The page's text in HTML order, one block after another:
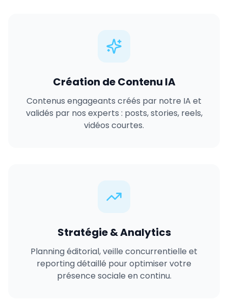
Création de Contenu IA
Contenus engageants créés par notre IA et
validés par nos experts : posts, stories, reels,
vidéos courtes.
Stratégie & Analytics
Planning éditorial, veille concurrentielle et
reporting détaillé pour optimiser votre
présence sociale en continu.